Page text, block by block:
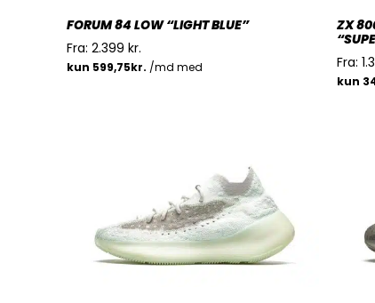
FORUM 84 LOW “LIGHT BLUE”
Fra: 2.399 kr.
ZX
Fra: